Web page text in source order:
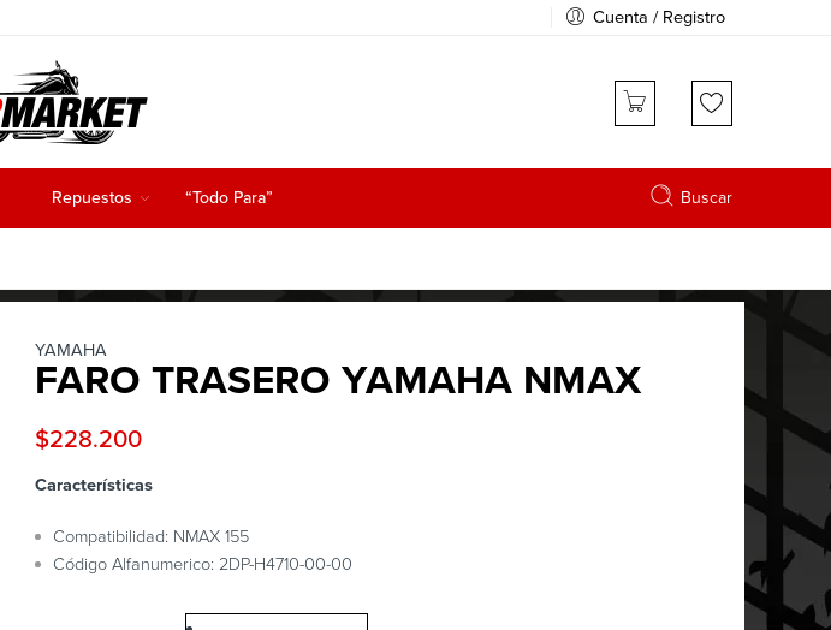
Cuenta / Registro
Repuestos “Todo Para” Buscar
YAMAHA
FARO TRASERO YAMAHA NMAX
$228.200
Características
Compatibilidad: NMAX 155
Código Alfanumerico: 2DP-H4710-00-00